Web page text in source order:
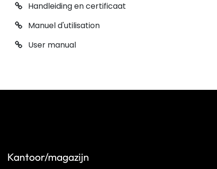
Handleiding en certificaat
Manuel d'utilisation
User manual
Kantoor/magazijn